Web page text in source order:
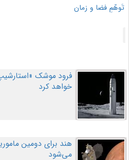
تَوهّمِ فضا و زمان
فرود موشک
خواهد کرد
هند برای دومین
می‌شود